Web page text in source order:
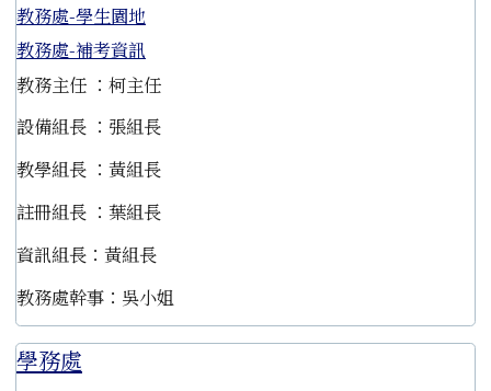
教務處-學生園地
教務處-補考資訊
教務主任 ：柯主任
設備組長 ：張組長
教學組長 ：黃組長
註冊組長 ：葉組長
資訊組長：黃組長
教務處幹事：吳小姐
學務處